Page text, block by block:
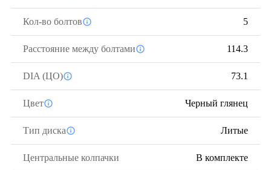
Кол-во болтов 5
Расстояние между болтами 114.3
DIA (ЦО) 73.1
Цвет Черный глянец
Тип диска Литые
Центральные колпачки В комплекте